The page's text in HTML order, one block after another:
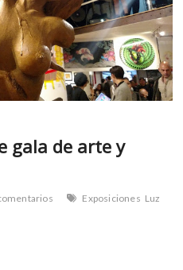
m
l
g
e
gala de arte y
Exposiciones Luz